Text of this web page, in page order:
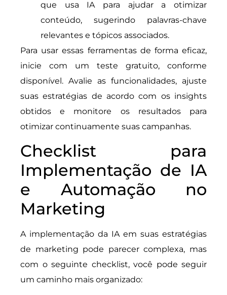
que usa IA para ajudar a otimizar
conteúdo, sugerindo palavras-chave
relevantes e tópicos associados.
Para usar essas ferramentas de forma eficaz,
inicie com um teste gratuito, conforme
disponível. Avalie as funcionalidades, ajuste
suas estratégias de acordo com os insights
obtidos e monitore os resultados para
otimizar continuamente suas campanhas.
Checklist para
Implementação de IA
e Automação no
Marketing
A implementação da IA em suas estratégias
de marketing pode parecer complexa, mas
com o seguinte checklist, você pode seguir
um caminho mais organizado: